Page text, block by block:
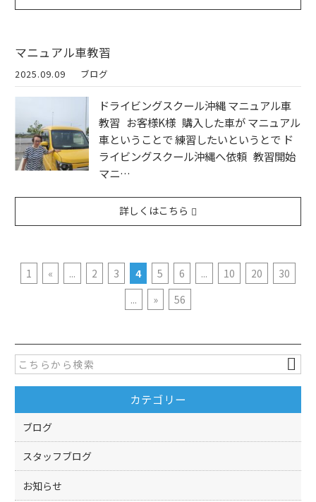
マニュアル車教習
2025.09.09 ブログ
ドライビングスクール沖縄 マニュアル車
教習 お客様K様 購入した車が マニュアル
車ということで 練習したいというとで ド
ライビングスクール沖縄へ依頼 教習開始
マニ…
詳しくはこちら
1 « ... 2 3 4 5 6 ... 10 20
30
...
» 56
カテゴリー
ブログ
スタッフブログ
お知らせ